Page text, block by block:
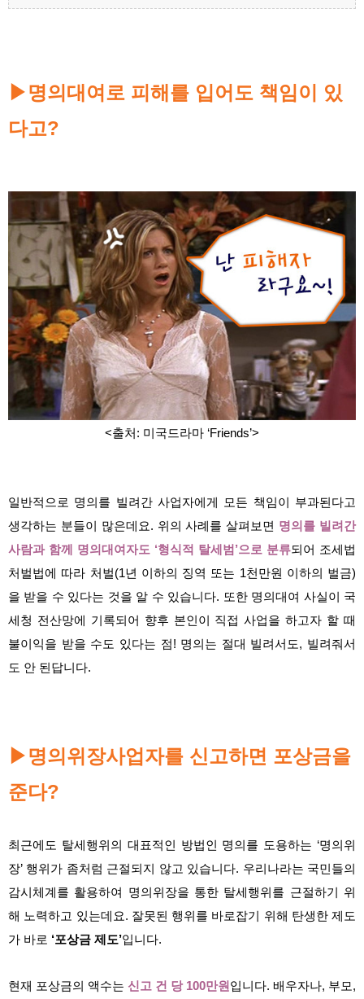
▶명의대여로 피해를 입어도 책임이 있
다고?
<출처: 미국드라마 ‘Friends’>
일반적으로 명의를 빌려간 사업자에게 모든 책임이 부과된다고
생각하는 분들이 많은데요. 위의 사례를 살펴보면 명의를 빌려간
사람과 함께 명의대여자도 ‘형식적 탈세범’으로 분류되어 조세법
처벌법에 따라 처벌(1년 이하의 징역 또는 1천만원 이하의 벌금)
을 받을 수 있다는 것을 알 수 있습니다. 또한 명의대여 사실이 국
세청 전산망에 기록되어 향후 본인이 직접 사업을 하고자 할 때
불이익을 받을 수도 있다는 점! 명의는 절대 빌려서도, 빌려줘서
도 안 된답니다.
▶명의위장사업자를 신고하면 포상금을
준다?
최근에도 탈세행위의 대표적인 방법인 명의를 도용하는 ‘명의위
장’ 행위가 좀처럼 근절되지 않고 있습니다. 우리나라는 국민들의
감시체계를 활용하여 명의위장을 통한 탈세행위를 근절하기 위
해 노력하고 있는데요. 잘못된 행위를 바로잡기 위해 탄생한 제도
가 바로 ‘포상금 제도’입니다.
현재 포상금의 액수는 신고 건 당 100만원입니다. 배우자나, 부모,